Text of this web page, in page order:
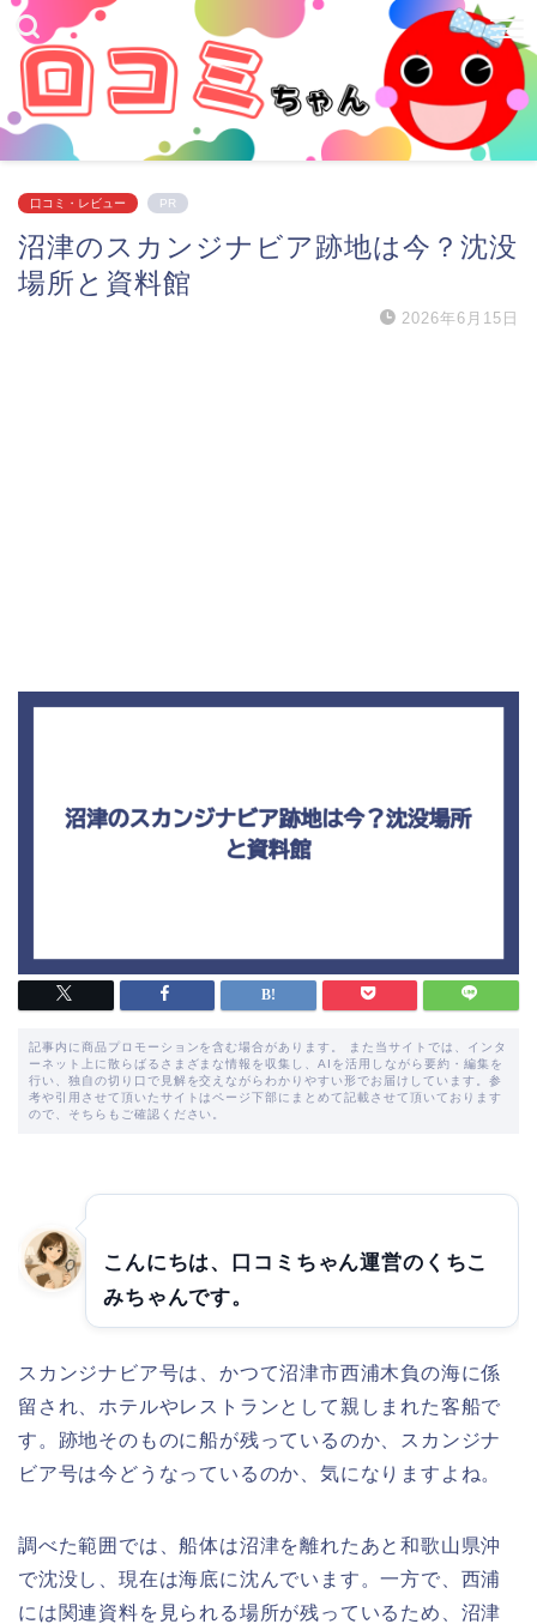
口コミ・レビュー PR
沼津のスカンジナビア跡地は今？沈没
場所と資料館
2026年6月15日
記事内に商品プロモーションを含む場合があります。 また当サイトでは、インタ
ーネット上に散らばるさまざまな情報を収集し、AIを活用しながら要約・編集を
行い、独自の切り口で見解を交えながらわかりやすい形でお届けしています。参
考や引用させて頂いたサイトはページ下部にまとめて記載させて頂いております
ので、そちらもご確認ください。
こんにちは、口コミちゃん運営のくちこ
みちゃんです。
スカンジナビア号は、かつて沼津市西浦木負の海に係
留され、ホテルやレストランとして親しまれた客船で
す。跡地そのものに船が残っているのか、スカンジナ
ビア号は今どうなっているのか、気になりますよね。
調べた範囲では、船体は沼津を離れたあと和歌山県沖
で沈没し、現在は海底に沈んでいます。一方で、西浦
には関連資料を見られる場所が残っているため、沼津